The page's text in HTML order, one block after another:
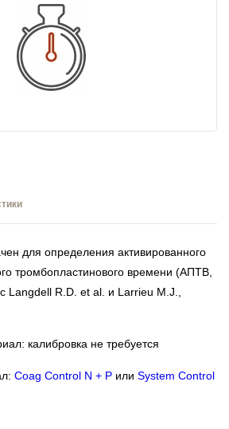
для определения активированного
тромбопластинового времени (АПТВ,
Langdell R.D. et al. и Larrieu M.J.,
калибровка не требуется
Coag Control N + P или System Control